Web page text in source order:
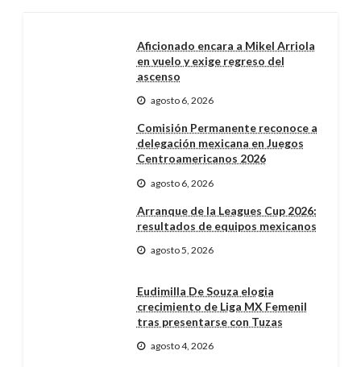
Aficionado encara a Mikel Arriola
en vuelo y exige regreso del
ascenso
agosto 6, 2026
Comisión Permanente reconoce a
delegación mexicana en Juegos
Centroamericanos 2026
agosto 6, 2026
Arranque de la Leagues Cup 2026:
resultados de equipos mexicanos
agosto 5, 2026
Eudimilla De Souza elogia
crecimiento de Liga MX Femenil
tras presentarse con Tuzas
agosto 4, 2026